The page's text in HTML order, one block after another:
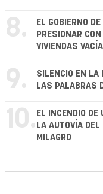
8.
EL GOBIERNO
PRESIONAR
VIVIENDAS
9.
SILENCIO EN LA
LAS PALABRAS
10. EL INCENDIO DE
LA AUTOVÍA
MILAGRO